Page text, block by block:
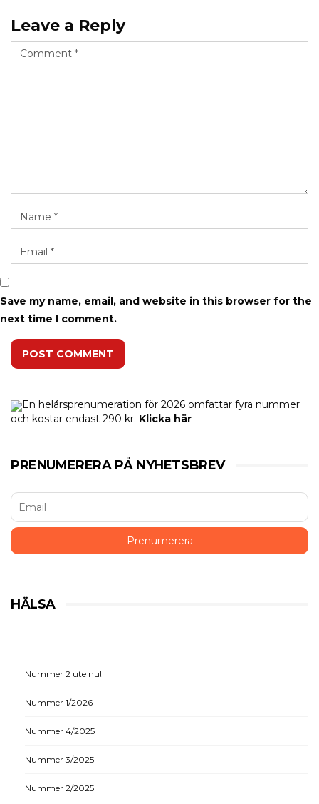
Leave a Reply
Save my name, email, and website in this browser for the
next time I comment.
POST COMMENT
En helårsprenumeration för 2026 omfattar fyra nummer
och kostar endast 290 kr. Klicka här
PRENUMERERA PÅ NYHETSBREV
HÄLSA
Nummer 2 ute nu!
Nummer 1/2026
Nummer 4/2025
Nummer 3/2025
Nummer 2/2025